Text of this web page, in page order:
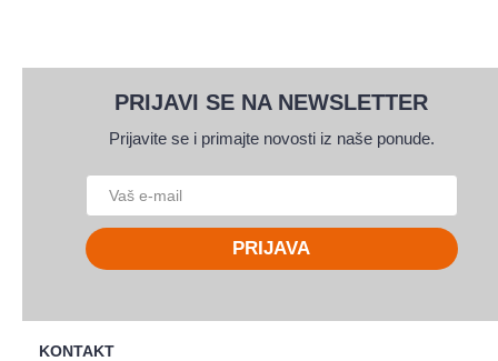
PRIJAVI SE NA NEWSLETTER
Prijavite se i primajte novosti iz naše ponude.
PRIJAVA
KONTAKT